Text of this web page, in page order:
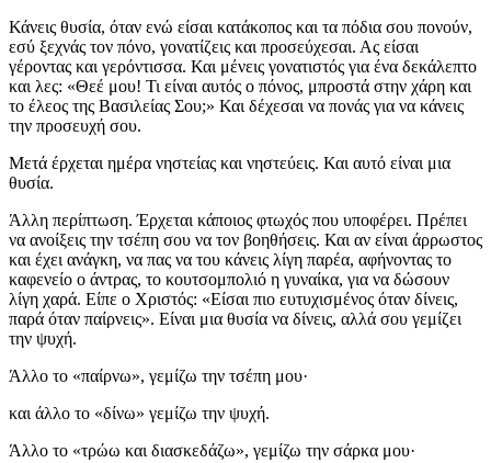
Κάνεις θυσία, όταν ενώ είσαι κατάκοπος και τα πόδια σου πονούν,
εσύ ξεχνάς τον πόνο, γονατίζεις και προσεύχεσαι. Ας είσαι
γέροντας και γερόντισσα. Και μένεις γονατιστός για ένα δεκάλεπτο
και λες: «Θεέ μου! Τι είναι αυτός ο πόνος, μπροστά στην χάρη και
το έλεος της Βασιλείας Σου;» Και δέχεσαι να πονάς για να κάνεις
την προσευχή σου.
Μετά έρχεται ημέρα νηστείας και νηστεύεις. Και αυτό είναι μια
θυσία.
Άλλη περίπτωση. Έρχεται κάποιος φτωχός που υποφέρει. Πρέπει
να ανοίξεις την τσέπη σου να τον βοηθήσεις. Και αν είναι άρρωστος
και έχει ανάγκη, να πας να του κάνεις λίγη παρέα, αφήνοντας το
καφενείο ο άντρας, το κουτσομπολιό η γυναίκα, για να δώσουν
λίγη χαρά. Είπε ο Χριστός: «Είσαι πιο ευτυχισμένος όταν δίνεις,
παρά όταν παίρνεις». Είναι μια θυσία να δίνεις, αλλά σου γεμίζει
την ψυχή.
Άλλο το «παίρνω», γεμίζω την τσέπη μου·
και άλλο το «δίνω» γεμίζω την ψυχή.
Άλλο το «τρώω και διασκεδάζω», γεμίζω την σάρκα μου·